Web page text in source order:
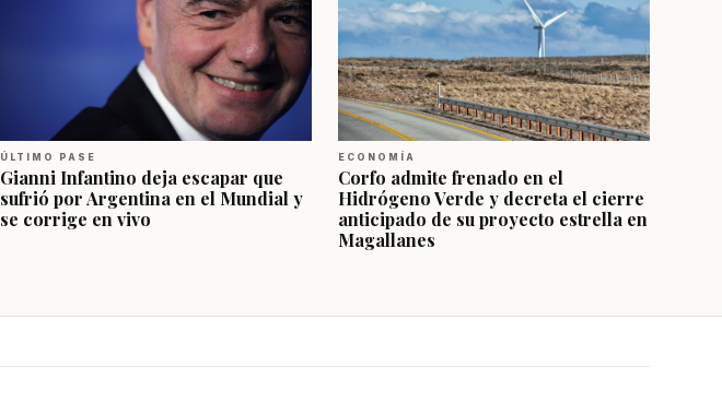
ÚLTIMO PASE
Gianni Infantino deja escapar que
sufrió por Argentina en el Mundial y
se corrige en vivo
ECONOMÍA
Corfo admite frenado en el
Hidrógeno Verde y decreta el cierre
anticipado de su proyecto estrella en
Magallanes